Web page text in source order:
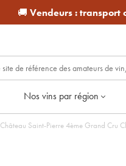
🚚 Vendeurs :transport
Nos vins par région
Château Saint-Pierre 4ème Grand Cru